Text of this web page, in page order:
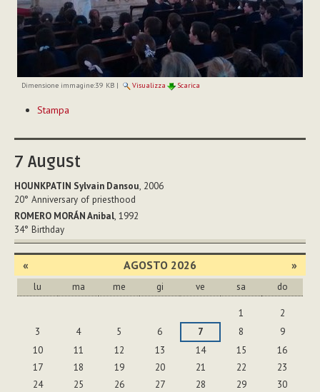
Dimensione immagine:39 KB| Visualizza Scarica
sul
Stampa
7 August
HOUNKPATIN Sylvain Dansou, 2006
20° Anniversary of priesthood
ROMERO MORÁN Anibal, 1992
34° Birthday
« AGOSTO 2026 »
lu ma me gi ve sa do
1
2
3
4 5 6 7 8
9
10
11 12 13 14 15
16
17
18 19 20 21 22
23
24
25 26 27 28 29
30